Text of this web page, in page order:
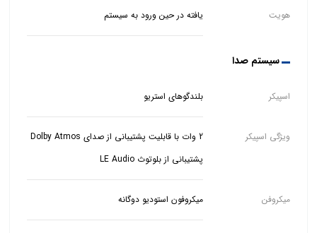
هویت
یافته در حین ورود به سیستم
سیستم صدا
اسپیکر بلندگوهای استریو
ویژگی اسپیکر
2 وات با قابلیت پشتیبانی از صدای Dolby Atmos
پشتیبانی از بلوتوث LE Audio
میکروفن میکروفون استودیو دوگانه